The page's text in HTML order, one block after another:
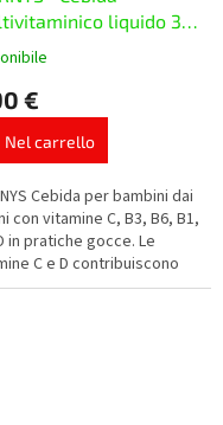
liquido 30
€
Nel carrello
Cebida per bambini dai
con vitamine C, B3, B6, B1,
in pratiche gocce. Le
C e D contribuiscono
funzione del